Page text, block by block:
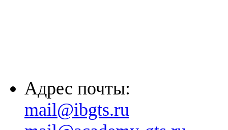
Адрес почты:
mail@ibgts.ru